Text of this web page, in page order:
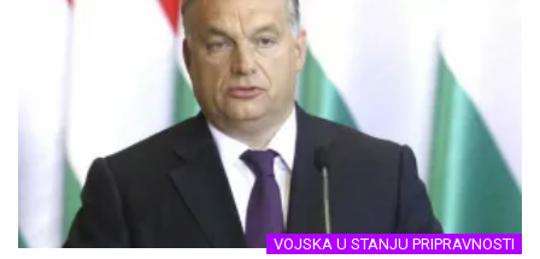
VOJSKA U STANJU PRIPRAVNOSTI